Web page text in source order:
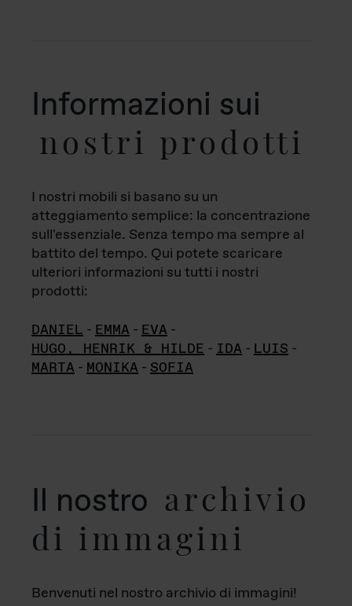
Informazioni sui
nostri prodotti
I nostri mobili si basano su un
atteggiamento semplice: la concentrazione
sull'essenziale. Senza tempo ma sempre al
battito del tempo. Qui potete scaricare
ulteriori informazioni su tutti i nostri
prodotti:
DANIEL - EMMA - EVA -
HUGO, HENRIK & HILDE - IDA - LUIS -
MARTA - MONIKA - SOFIA
Il nostro archivio
di immagini
Benvenuti nel nostro archivio di immagini!